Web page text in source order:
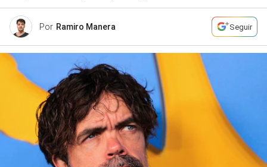
Por Ramiro Manera Seguir